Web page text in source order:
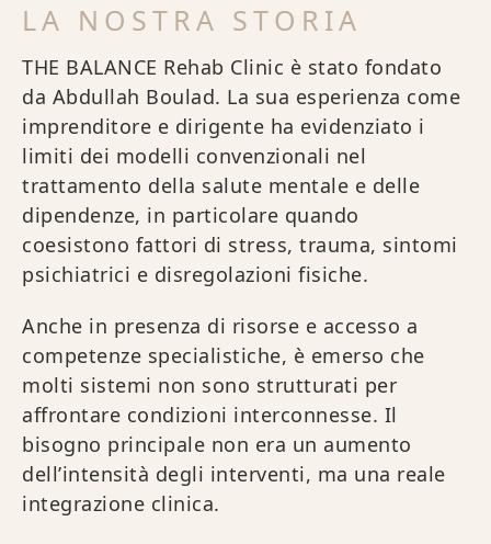
LA NOSTRA STORIA
THE BALANCE Rehab Clinic è stato fondato
da Abdullah Boulad. La sua esperienza come
imprenditore e dirigente ha evidenziato i
limiti dei modelli convenzionali nel
trattamento della salute mentale e delle
dipendenze, in particolare quando
coesistono fattori di stress, trauma, sintomi
psichiatrici e disregolazioni fisiche.
Anche in presenza di risorse e accesso a
competenze specialistiche, è emerso che
molti sistemi non sono strutturati per
affrontare condizioni interconnesse. Il
bisogno principale non era un aumento
dell’intensità degli interventi, ma una reale
integrazione clinica.